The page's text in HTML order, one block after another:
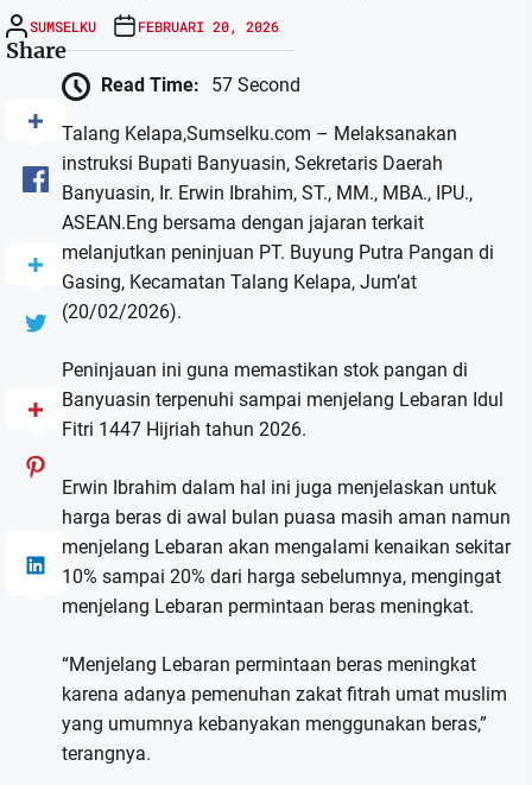
SUMSELKU FEBRUARI 20, 2026
Share
Read Time: 57 Second
Talang Kelapa,Sumselku.com – Melaksanakan
instruksi Bupati Banyuasin, Sekretaris Daerah
Banyuasin, Ir. Erwin Ibrahim, ST., MM., MBA., IPU.,
ASEAN.Eng bersama dengan jajaran terkait
melanjutkan peninjuan PT. Buyung Putra Pangan di
Gasing, Kecamatan Talang Kelapa, Jum’at
(20/02/2026).
Peninjauan ini guna memastikan stok pangan di
Banyuasin terpenuhi sampai menjelang Lebaran Idul
Fitri 1447 Hijriah tahun 2026.
Erwin Ibrahim dalam hal ini juga menjelaskan untuk
harga beras di awal bulan puasa masih aman namun
menjelang Lebaran akan mengalami kenaikan sekitar
10% sampai 20% dari harga sebelumnya, mengingat
menjelang Lebaran permintaan beras meningkat.
“Menjelang Lebaran permintaan beras meningkat
karena adanya pemenuhan zakat fitrah umat muslim
yang umumnya kebanyakan menggunakan beras,”
terangnya.